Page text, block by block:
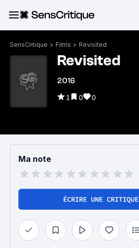
SensCritique > Films > Revisited
Revisited
2016
1 0 0
Ma note
ÉCRIRE UNE CRITIQUE